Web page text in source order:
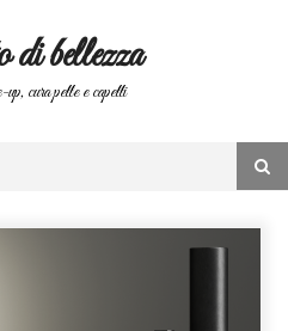
bellezza
up, cura pelle e capelli